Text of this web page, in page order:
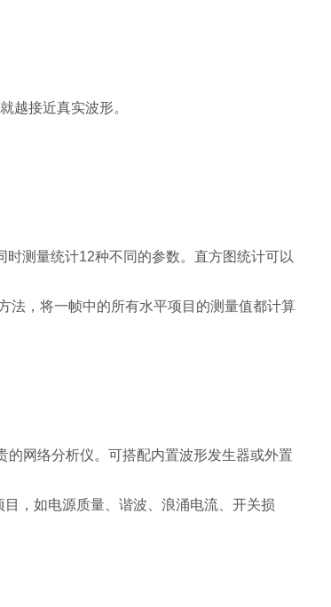
越接近真实波形。
测量统计12种不同的参数。直方图统计可以
法，将一帧中的所有水平项目的测量值都计算
网络分析仪。可搭配内置波形发生器或外置
，如电源质量、谐波、浪涌电流、开关损